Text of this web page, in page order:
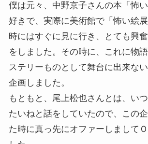
僕は元々、中野京子さんの本「怖
好きで、実際に美術館で「怖い絵
時にはすぐに見に行き、とても興
をしました。その時に、これに物
ステリーものとして舞台に出来な
企画しました。
もともと、尾上松也さんとは、い
たいねと話をしていたので、この
た時に真っ先にオファーしまして